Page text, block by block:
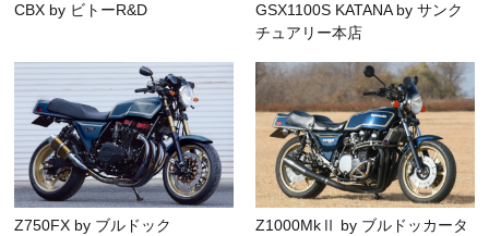
CBX by ビトーR&D
GSX1100S KATANA by サンク
チュアリー本店
Z750FX by ブルドック
Z1000MkⅡ by ブルドッカータ